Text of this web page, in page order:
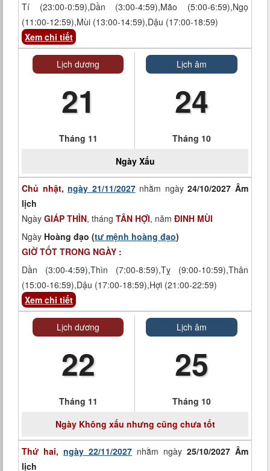
Tí (23:00-0:59),Dần (3:00-4:59),Mão (5:00-6:59),Ngọ
(11:00-12:59),Mùi (13:00-14:59),Dậu (17:00-18:59)
Xem chi tiết
Lịch dương
21
Tháng 11
Lịch âm
24
Tháng 10
Ngày Xấu
Chủ nhật,ngày 21/11/2027nhằm ngày24/10/2027 Âm
lịch
Ngày GIÁP THÌN, tháng TÂN HỢI, năm ĐINH MÙI
Ngày Hoàng đạo (tư mệnh hoàng đạo)
GIỜ TỐT TRONG NGÀY :
Dần (3:00-4:59),Thìn (7:00-8:59),Tỵ (9:00-10:59),Thân
(15:00-16:59),Dậu (17:00-18:59),Hợi (21:00-22:59)
Xem chi tiết
Lịch dương
22
Tháng 11
Lịch âm
25
Tháng 10
NgàyKhông xấu nhưng cũng chưa tốt
Thứ hai, ngày 22/11/2027 nhằm ngày 25/10/2027 Âm
lịch